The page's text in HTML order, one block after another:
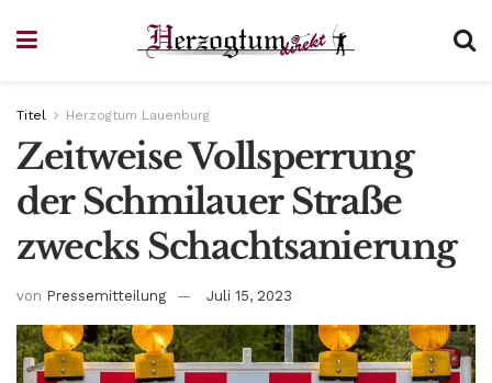
Titel Herzogtum Lauenburg
Zeitweise Vollsperrung
der Schmilauer Straße
zwecks Schachtsanierung
von Pressemitteilung Juli 15, 2023